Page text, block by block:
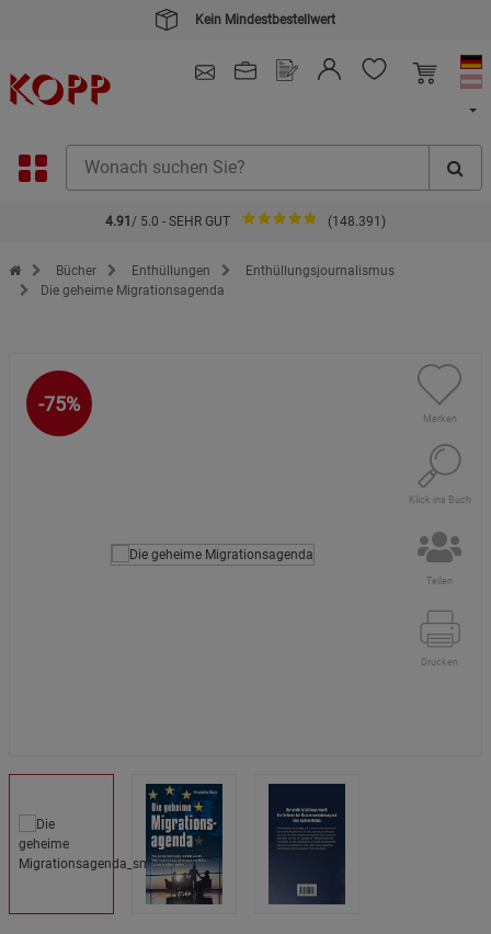
Kein Mindestbestellwert
4.91 / 5.0 - SEHR GUT (148.391)
Zur Startseite des Kopp Verlag Online-Shop
Bücher Enthüllungen
Enthüllungsjournalismus
Die geheime Migrationsagenda
-75%
Merken
Klick ins Buch
Teilen
Drucken